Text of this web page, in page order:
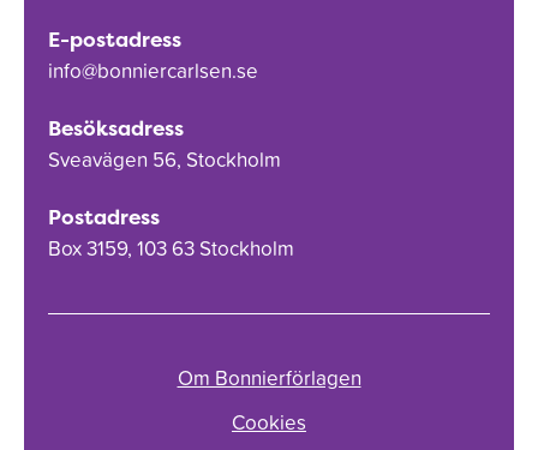
E-postadress
info@bonniercarlsen.se
Besöksadress
Sveavägen 56, Stockholm
Postadress
Box 3159, 103 63 Stockholm
Om Bonnierförlagen
Cookies